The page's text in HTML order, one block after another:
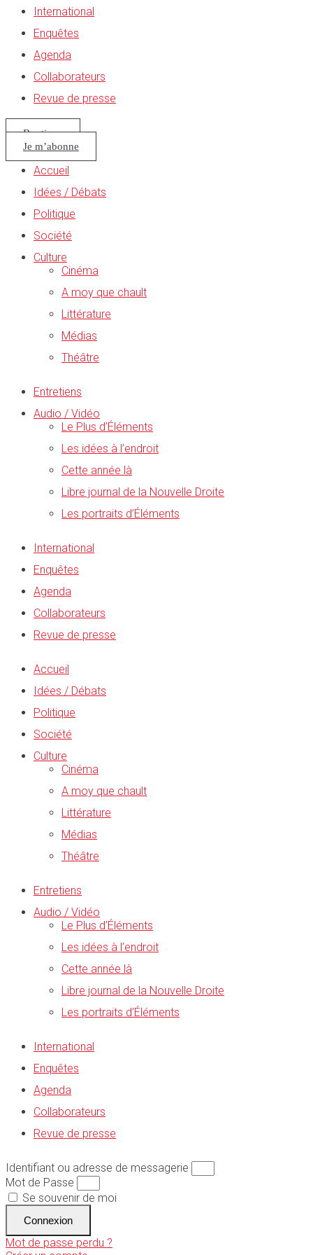
International
Enquêtes
Agenda
Collaborateurs
Revue de presse
Boutique
Je m’abonne
Accueil
Idées / Débats
Politique
Société
Culture
Cinéma
A moy que chault
Littérature
Médias
Théâtre
Entretiens
Audio / Vidéo
Le Plus d’Éléments
Les idées à l’endroit
Cette année là
Libre journal de la Nouvelle Droite
Les portraits d’Éléments
International
Enquêtes
Agenda
Collaborateurs
Revue de presse
Accueil
Idées / Débats
Politique
Société
Culture
Cinéma
A moy que chault
Littérature
Médias
Théâtre
Entretiens
Audio / Vidéo
Le Plus d’Éléments
Les idées à l’endroit
Cette année là
Libre journal de la Nouvelle Droite
Les portraits d’Éléments
International
Enquêtes
Agenda
Collaborateurs
Revue de presse
Identifiant ou adresse de messagerie
Mot de Passe
Se souvenir de moi
Connexion
Mot de passe perdu ?